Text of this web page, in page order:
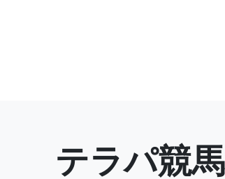
テラパ競